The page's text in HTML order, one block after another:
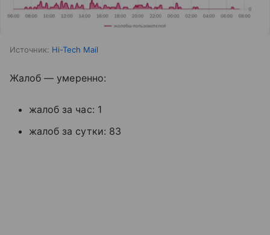
Источник: Hi-Tech Mail
Жалоб — умеренно:
жалоб за час: 1
жалоб за сутки: 83